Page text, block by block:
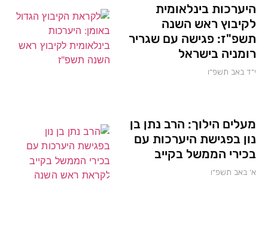
היערכות בינלאומית
לקיבוץ ראש השנה
תשפ"ז: פגישה עם שגריר
רומניה בישראל
י״ד באב תשפ״ו
מעלים הילוך: הרב נתן בן
נון בפגישת היערכות עם
בכירי הממשל בקייב
א׳ באב תשפ״ו